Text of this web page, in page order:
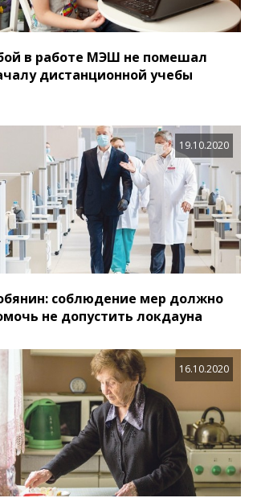
в работе МЭШ не помешал
дистанционной учебы
19.10.2020
соблюдение мер должно
не допустить локдауна
16.10.2020